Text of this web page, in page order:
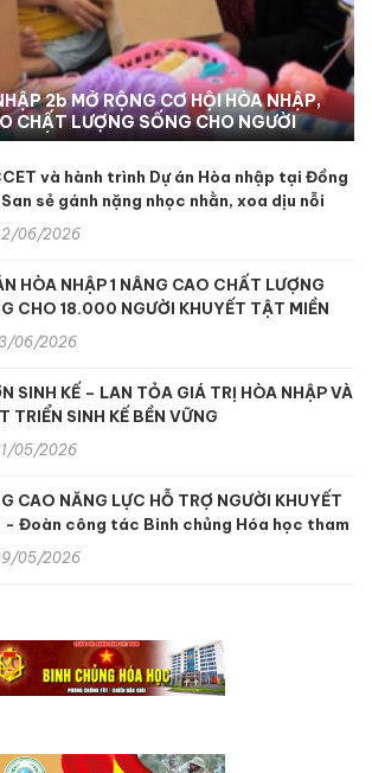
ĐẨY DỰ ÁN HÒA NHẬP III-B TẠI TỈNH
trợ sinh kế và nâng cao dịch vụ phục
để hỗ trợ người khuyết tật và nạn
và hành trình Dự án Hòa nhập tại Đồng
sẻ gánh nặng nhọc nhằn, xoa dịu nỗi
da cam
06/2026
HÒA NHẬP 1 NÂNG CAO CHẤT LƯỢNG
CHO 18.000 NGƯỜI KHUYẾT TẬT MIỀN
06/2026
SINH KẾ – LAN TỎA GIÁ TRỊ HÒA NHẬP VÀ
TRIỂN SINH KẾ BỀN VỮNG
05/2026
CAO NĂNG LỰC HỖ TRỢ NGƯỜI KHUYẾT
- Đoàn công tác Binh chủng Hóa học tham
học tập kinh nghiệm hỗ trợ người khuyết
nạn nhân chất độc da cam tại Nhật Bản
05/2026